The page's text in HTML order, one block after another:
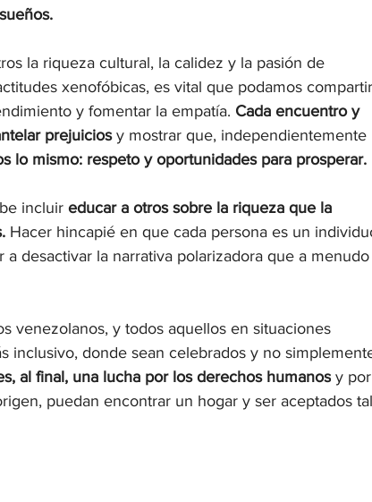
la riqueza cultural, la calidez y la pasión de
xenofóbicas, es vital que podamos
y fomentar la empatía. Cada encuentro y
prejuicios y mostrar que, independientemente
lo mismo: respeto y oportunidades para prosperar.
incluir educar a otros sobre la riqueza que la
Hacer hincapié en que cada persona es un
desactivar la narrativa polarizadora que a
venezolanos, y todos aquellos en situaciones
inclusivo, donde sean celebrados y no
al final, una lucha por los derechos humanos y
puedan encontrar un hogar y ser aceptados